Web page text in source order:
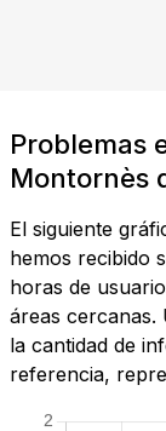
Problemas
Montornès
El siguiente
hemos recibido
horas de
áreas cercanas.
la cantidad de
referencia,